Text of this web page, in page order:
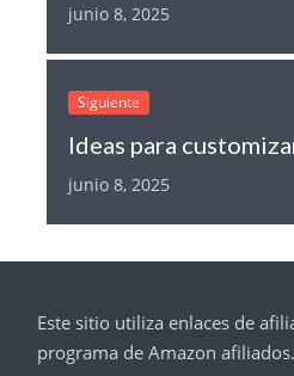
junio 8, 2025
Siguiente
junio 8, 2025
Este sitio utiliza enlaces de
programa de Amazon afiliados.